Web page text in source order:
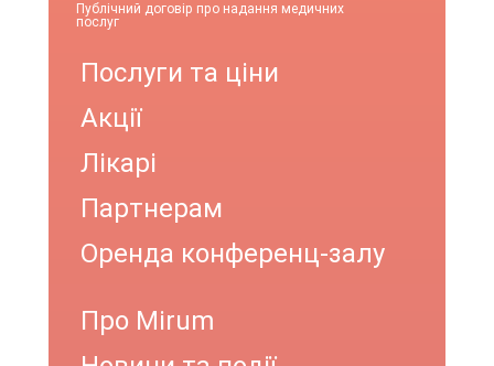
Публічний договір про надання медичних
послуг
Послуги та ціни
Акції
Лікарі
Партнерам
Оренда конференц-залу
Про Mirum